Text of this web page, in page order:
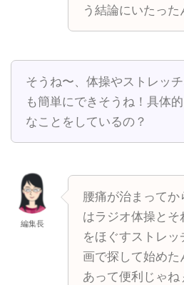
う結論にいたった
そうね〜、体操やストレッ
も簡単にできそうね！具体
なことをしているの？
編集長
腰痛が治まって
はラジオ体操と
をほぐすストレ
画で探して始め
あって便利じゃ